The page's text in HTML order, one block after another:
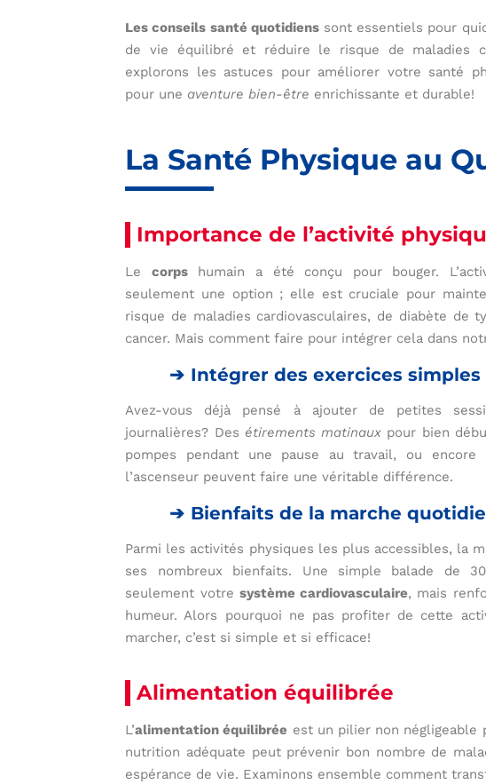
Les conseils santé quotidienssont essentiels pour
de vie équilibré et réduire le risque de maladies
explorons les astuces pour améliorer votre santé
pour une aventure bien-être enrichissante et durable!
La Santé Physique au
Importance de l’activité
Le corpshumain a été conçu pour bouger.
seulement une option ; elle est cruciale pour
risque de maladies cardiovasculaires, de diabète de
cancer. Mais comment faire pour intégrer cela dans
Intégrer des exercices
Avez-vous déjà pensé à ajouter de petites
journalières? Des étirements matinaux pour bien
pompes pendant une pause au travail, ou
l’ascenseur peuvent faire une véritable différence.
Bienfaits de la marche
Parmi les activités physiques les plus accessibles, la
ses nombreux bienfaits. Une simple balade de
seulement votre système cardiovasculaire, mais
humeur. Alors pourquoi ne pas profiter de cette
marcher, c’est si simple et si efficace!
Alimentation équilibrée
L’alimentation équilibrée est un pilier non
nutrition adéquate peut prévenir bon nombre de
espérance de vie. Examinons ensemble comment